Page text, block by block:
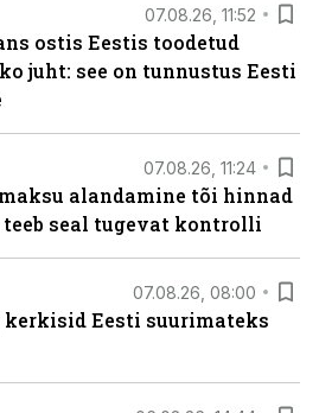
07.08.26, 11:52
ostis Eestis toodetud
juht: see on tunnustus Eesti
07.08.26, 11:24
alandamine tõi hinnad
seal tugevat kontrolli
07.08.26, 08:00
kerkisid Eesti suurimateks